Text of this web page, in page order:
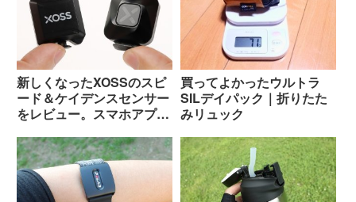
新しくなったXOSSのスピ
ード＆ケイデンスセンサー
をレビュー。スマホアプリ
買ってよかったウルトラ
SILデイパック｜折りたた
みリュック